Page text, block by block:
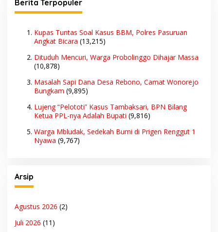
Berita Terpopuler
Kupas Tuntas Soal Kasus BBM, Polres Pasuruan
Angkat Bicara (13,215)
Dituduh Mencuri, Warga Probolinggo Dihajar Massa
(10,878)
Masalah Sapi Dana Desa Rebono, Camat Wonorejo
Bungkam (9,895)
Lujeng “Pelototi” Kasus Tambaksari, BPN Bilang
Ketua PPL-nya Adalah Bupati (9,816)
Warga Mbludak, Sedekah Bumi di Prigen Renggut 1
Nyawa (9,767)
Arsip
Agustus 2026 (2)
Juli 2026 (11)